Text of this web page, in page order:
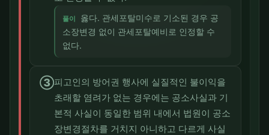
풀이
옳다. 관세포탈미수로 기소된 경우 공
소장변경 없이 관세포탈예비로 인정할 수
없다.
③피고인의 방어권 행사에 실질적인 불이익을
초래할 염려가 없는 경우에는 공소사실과 기
본적 사실이 동일한 범위 내에서 법원이 공소
장변경절차를 거치지 아니하고 다르게 사실